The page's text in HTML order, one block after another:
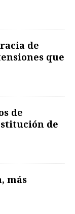
de
que
de
de
más